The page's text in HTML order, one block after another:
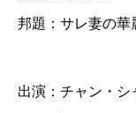
邦題：サレ妻の華
出演：チャン・シ